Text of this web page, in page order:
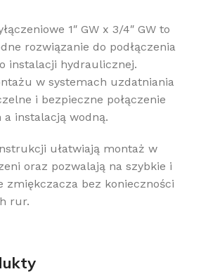
1″ GW x 3/4″ GW to
rozwiązanie do podłączenia
instalacji hydraulicznej.
w systemach uzdatniania
i bezpieczne połączenie
instalacją wodną.
ułatwiają montaż w
oraz pozwalają na szybkie i
zmiękczacza bez konieczności
rur.